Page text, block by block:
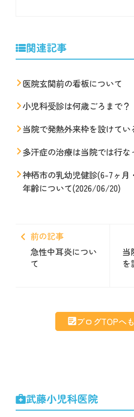
関連記事
医院玄関前の看板について
小児科受診は何歳ごろまで？
当院で発熱外来枠を設けてい
多汗症の治療は当院では行な
神栖市の乳幼児健診(6-7ヶ月
年齢について(2026/06/20)
前の記事
急性中耳炎につい
て
当
を
ブログTOPへ
武藤小児科医院